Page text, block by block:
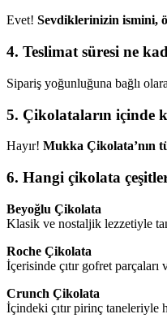
Evet! Sevdiklerinizin ismini,
4. Teslimat süresi ne
Sipariş yoğunluğuna bağlı
5. Çikolataların içinde
Hayır! Mukka Çikolata’nın
6. Hangi çikolata
Beyoğlu Çikolata
Klasik ve nostaljik lezzetiyle
Roche Çikolata
İçerisinde çıtır gofret parçaları
Crunch Çikolata
İçindeki çıtır pirinç taneleriyle